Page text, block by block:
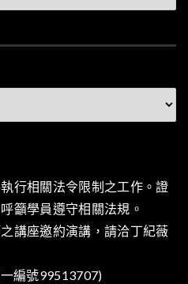
行相關法令限制之工作。證
籲學員遵守相關法規。
講座邀約演講，請洽丁紀薇
編號99513707)